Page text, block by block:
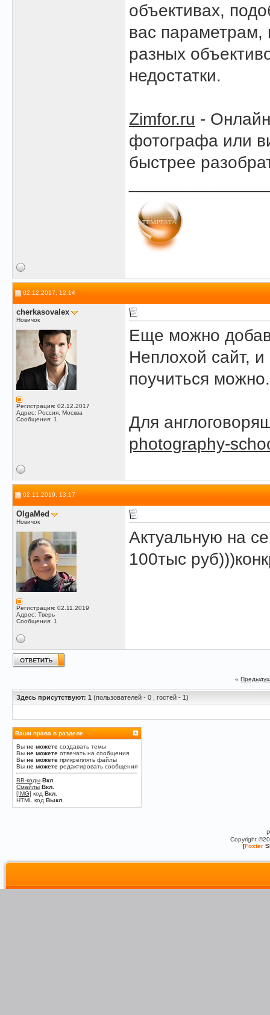
объективах,
вас параметрам,
разных
недостатки.
Zimfor.ru -
фотографа или
быстрее
02.12.2017, 12:14
сherkasovalex
Новичок
Регистрация: 02.12.2017
Адрес: Россия, Москва
Сообщения: 1
Еще можно
Неплохой сайт,
поучиться можно.
Для
photography-
02.11.2019, 13:17
OlgaMed
Новичок
Регистрация: 02.11.2019
Адрес: Тверь
Сообщения: 1
Актуальную на
100тыс
«
Здесь присутствуют: 1 (пользователей - 0 , гостей - 1)
Ваши права в разделе
Вы не можете создавать темы
Вы не можете отвечать на сообщения
Вы не можете прикреплять файлы
Вы не можете редактировать сообщения
BB-коды Вкл.
Смайлы Вкл.
[IMG] код Вкл.
HTML код Выкл.
Copyright
[Foxter